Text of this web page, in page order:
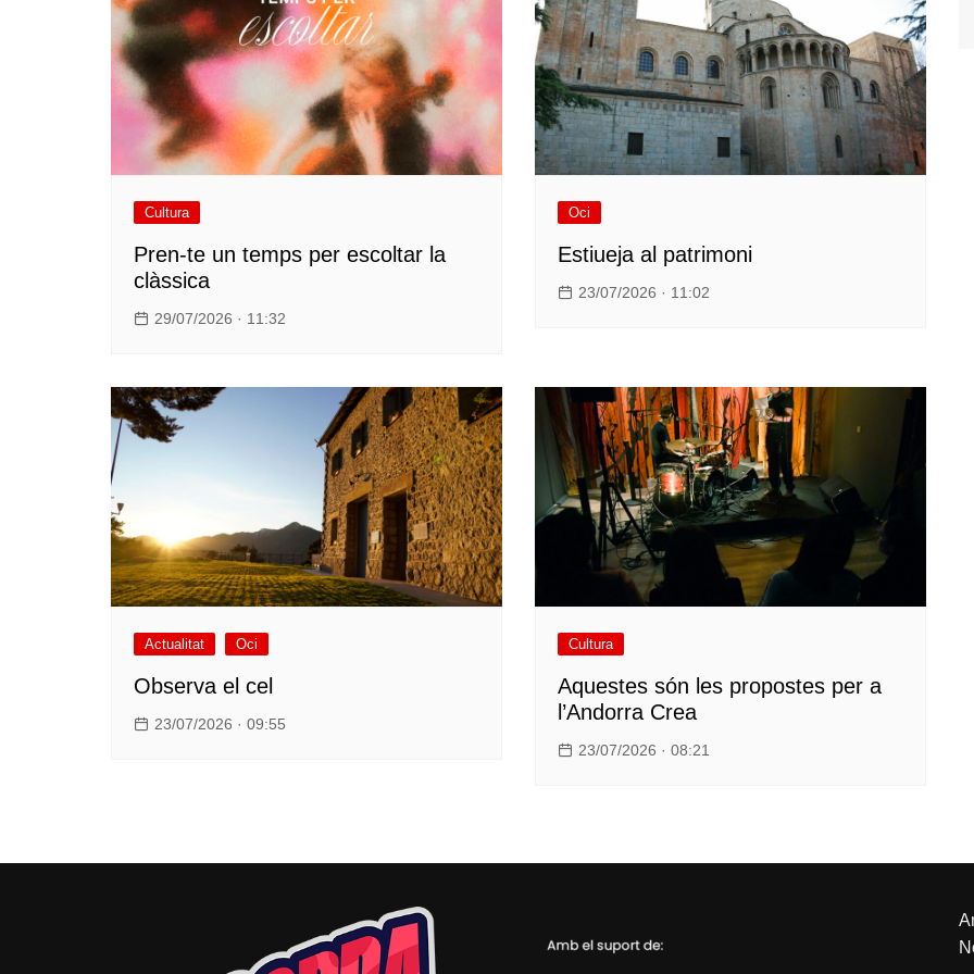
Cultura
Pren-te un temps per escoltar la
clàssica
29/07/2026 · 11:32
Oci
Estiueja al patrimoni
23/07/2026 · 11:02
Actualitat Oci
Observa el cel
23/07/2026 · 09:55
Cultura
Aquestes són les propostes per a
l’Andorra Crea
23/07/2026 · 08:21